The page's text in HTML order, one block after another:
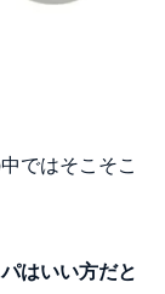
ではそこそこ
はいい方だと